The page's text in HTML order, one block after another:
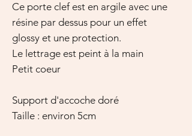
Ce porte clef est en argile avec une
résine par dessus pour un effet
glossy et une protection.
Le lettrage est peint à la main
Petit coeur
Support d'accoche doré
Taille : environ 5cm